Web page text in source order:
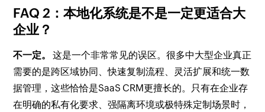
FAQ 2：本地化系统是不是一定更适合大
企业？
不一定。
这是一个非常常见的误区。很多中大型企业真正
需要的是跨区域协同、快速复制流程、灵活扩展和统一数
据管理，这些恰恰是SaaS CRM更擅长的。只有在企业存
在明确的私有化要求、强隔离环境或极特殊定制场景时，